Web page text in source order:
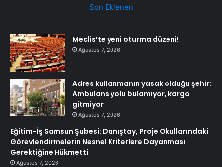
Son Eklenen
Meclis’te yeni oturma düzeni!
Ağustos 7, 2026
Adres kullanmanın yasak olduğu şehir:
Ambulans yolu bulamıyor, kargo
gitmiyor
Ağustos 7, 2026
Eğitim-İş Samsun Şubesi: Danıştay, Proje Okullarındaki
Görevlendirmelerin Nesnel Kriterlere Dayanması
Gerektiğine Hükmetti
Ağustos 7, 2026